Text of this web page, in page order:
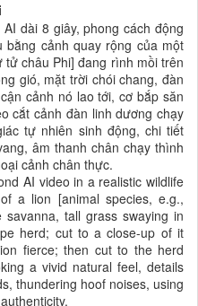
dài 8 giây, phong cách động
cảnh quay rộng của một
châu Phi] đang rình mồi trên
gió, mặt trời chói chang, đàn
cảnh nó lao tới, cơ bắp săn
cắt cảnh đàn linh dương chạy
tự nhiên sinh động, chi tiết
âm thanh chân chạy thình
cảnh chân thực.
AI video in a realistic wildlife
a lion [animal species, e.g.,
tall grass swaying in
herd; cut to a close-up of it
fierce; then cut to the herd
a vivid natural feel, details
thundering hoof noises, using